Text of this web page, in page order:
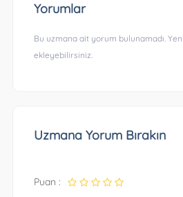
Yorumlar
Bu uzmana ait yorum bulunamadı.
ekleyebilirsiniz.
Uzmana Yorum Bırakın
Puan :